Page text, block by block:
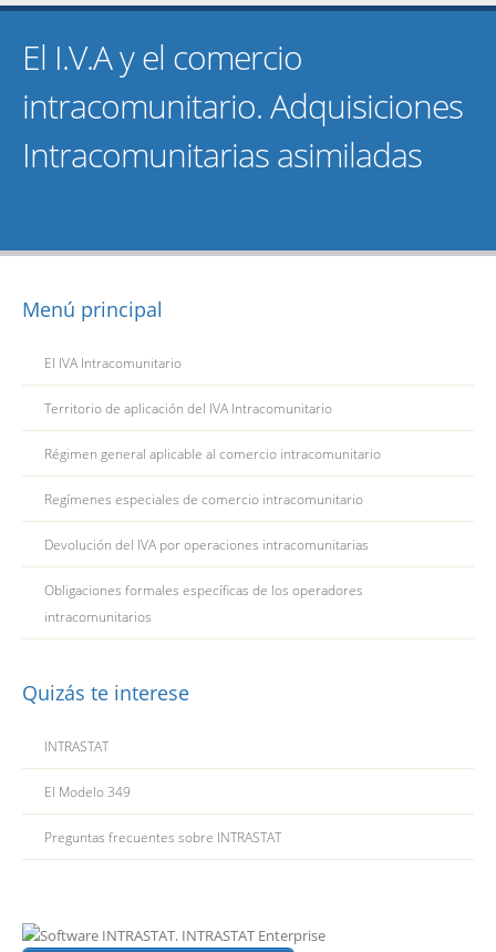
El I.V.A y el comercio
intracomunitario. Adquisiciones
Intracomunitarias asimiladas
Menú principal
El IVA Intracomunitario
Territorio de aplicación del IVA Intracomunitario
Régimen general aplicable al comercio intracomunitario
Regímenes especiales de comercio intracomunitario
Devolución del IVA por operaciones intracomunitarias
Obligaciones formales específicas de los operadores
intracomunitarios
Quizás te interese
INTRASTAT
El Modelo 349
Preguntas frecuentes sobre INTRASTAT